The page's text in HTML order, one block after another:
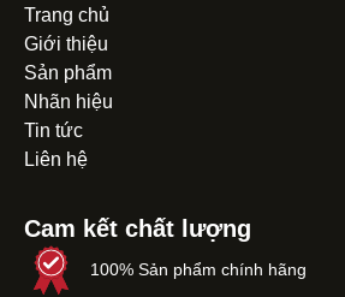
Trang chủ
Giới thiệu
Sản phẩm
Nhãn hiệu
Tin tức
Liên hệ
Cam kết chất lượng
100% Sản phẩm chính hãng